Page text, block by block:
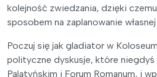
kolejność zwiedzania, dzięki
sposobem na zaplanowanie
Poczuj się jak gladiator w
polityczne dyskusje, które niegdyś
Palatyńskim i Forum Romanum, i